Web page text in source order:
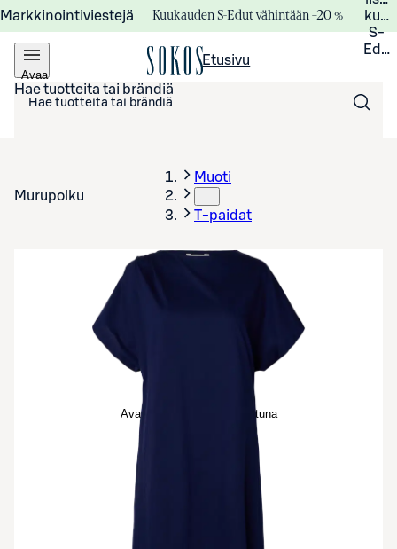
Markkinointiviestejä Kuukauden S-Edut vähintään –20 %
S-
Avaa
valikko
Etusivu
Hae tuotteita tai brändiä
Murupolku
Muoti
…
T-paidat
Avaa tuotekuva suurennettuna